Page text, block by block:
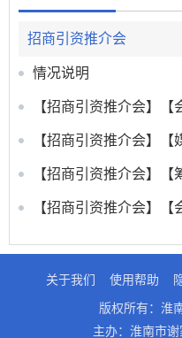
招商引资推介会
情况说明
关于我们 使用帮助
版权所有：淮
主办：淮南市